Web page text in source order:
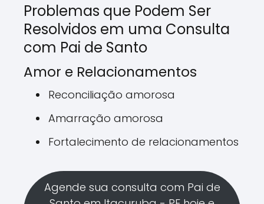
Problemas que Podem Ser
Resolvidos em uma Consulta
com Pai de Santo
Amor e Relacionamentos
Reconciliação amorosa
Amarração amorosa
Fortalecimento de relacionamentos
Agende sua consulta com Pai de